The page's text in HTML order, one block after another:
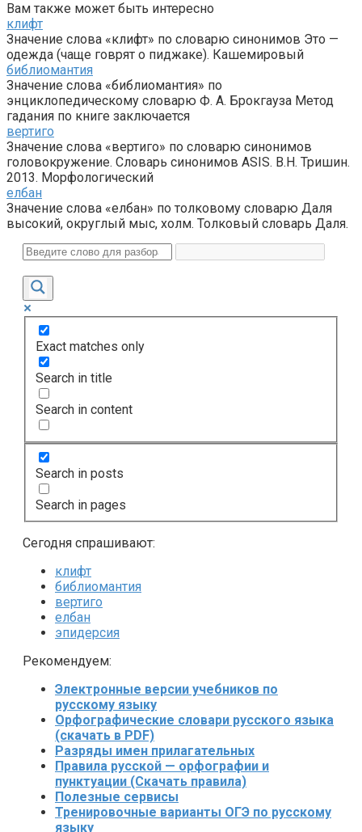
Вам также может быть интересно
клифт
Значение слова «клифт» по словарю синонимов Это —
одежда (чаще говрят о пиджаке). Кашемировый
библиомантия
Значение слова «библиомантия» по
энциклопедическому словарю Ф. А. Брокгауза Метод
гадания по книге заключается
вертиго
Значение слова «вертиго» по словарю синонимов
головокружение. Словарь синонимов ASIS. В.Н. Тришин.
2013. Морфологический
елбан
Значение слова «елбан» по толковому словарю Даля
высокий, округлый мыс, холм. Толковый словарь Даля.
Exact matches only
Search in title
Search in content
Search in posts
Search in pages
Сегодня спрашивают:
клифт
библиомантия
вертиго
елбан
эпидерсия
Рекомендуем:
Электронные версии учебников по
русскому языку
Орфографические словари русского языка
(скачать в PDF)
Разряды имен прилагательных
Правила русской — орфографии и
пунктуации (Скачать правила)
Полезные сервисы
Тренировочные варианты ОГЭ по русскому
языку